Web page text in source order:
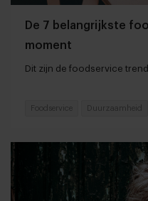
De 7 belangrijkste
moment
Dit zijn de foodservice
Foodservice Duurzaamheid